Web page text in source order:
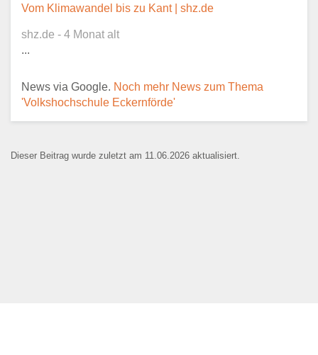
Ansprechpartner*
Vom Klimawandel bis zu Kant | shz.de
shz.de - 4 Monat alt
...
News via Google. Noch mehr News zum Thema
'Volkshochschule Eckernförde'
Dieser Beitrag wurde zuletzt am 11.06.2026 aktualisiert.